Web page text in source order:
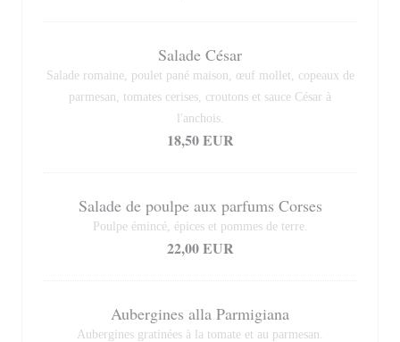
Salade César
Salade romaine, poulet pané maison, œuf mollet, copeaux de
parmesan, tomates cerises, croutons et sauce César à
l'anchois.
18,50 EUR
Salade de poulpe aux parfums Corses
Poulpe émincé, épices et pommes de terre.
22,00 EUR
Aubergines alla Parmigiana
Aubergines gratinées à la tomate et au parmesan.